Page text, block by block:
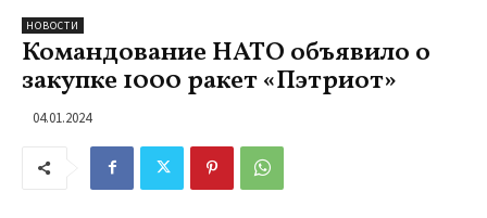
НОВОСТИ
Командование НАТО объявило о
закупке 1000 ракет «Пэтриот»
04.01.2024